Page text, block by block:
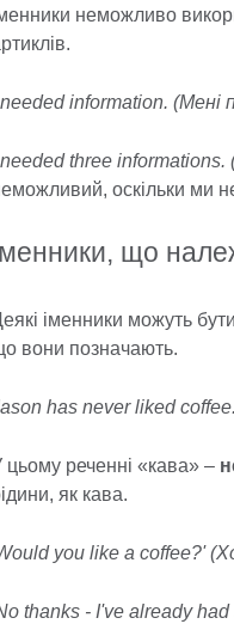
неможливо
information. (Мені
three informations.
оскільки ми
що
іменники можуть
вони позначають.
has never liked
цьому реченні «кава» –
як кава.
you like a coffee?'
thanks - I've already